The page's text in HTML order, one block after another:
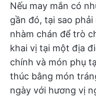
Nếu may mắn có
gần đó, tại sao
nhàm chán để trò
khai vị tại một địa
chính và món phụ
thúc bằng món
ngày với hương vị